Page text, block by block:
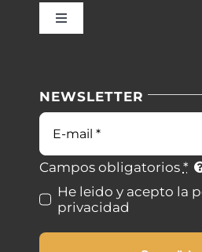
Blog
Contacto
Toggle
Condiciones de uso
Ley de cookies
Desistimiento
NEWSLETTER
Correo
electrónico
Campos obligatorios *
He leido y acepto la
privacidad